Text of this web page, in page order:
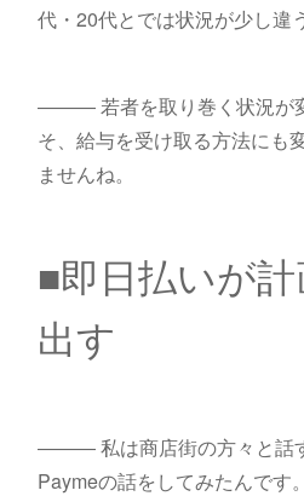
代・20代とでは状況が少し違
――― 若者を取り巻く状況が
そ、給与を受け取る方法にも
ませんね。
■即日払いが
出す
――― 私は商店街の方々と話す
Paymeの話をしてみたんです